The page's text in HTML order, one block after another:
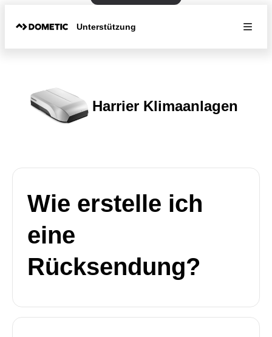
Unterstützung
Harrier Klimaanlagen
Wie erstelle ich
eine
Rücksendung?